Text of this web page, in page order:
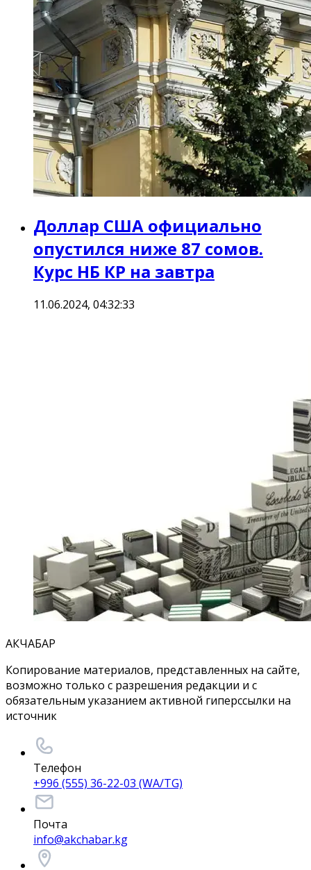
Доллар США официально
опустился ниже 87 сомов.
Курс НБ КР на завтра
11.06.2024, 04:32:33
АКЧАБАР
Копирование материалов, представленных на сайте,
возможно только с разрешения редакции и с
обязательным указанием активной гиперссылки на
источник
Телефон
+996 (555) 36-22-03 (WA/TG)
Почта
info@akchabar.kg